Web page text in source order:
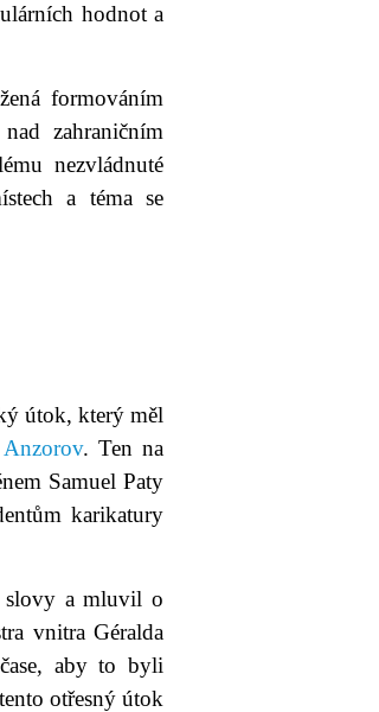
hodnot a
formováním
zahraničním
nezvládnuté
a téma se
útok, který měl
. Ten na
Samuel Paty
karikatury
slovy a mluvil o
vnitra Géralda
aby to byli
otřesný útok